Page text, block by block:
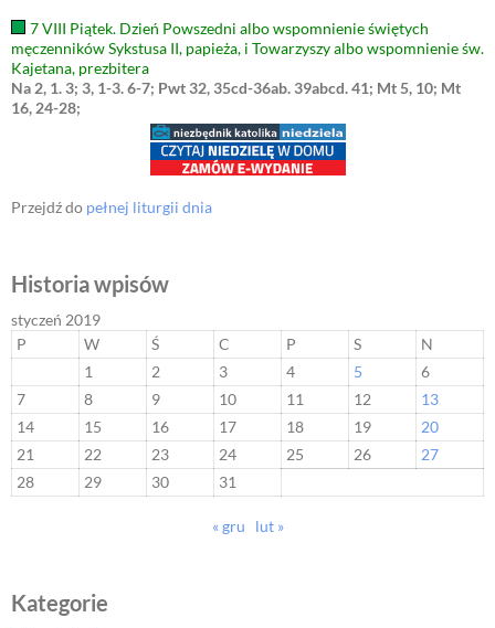
7 VIII Piątek. Dzień Powszedni albo wspomnienie świętych
męczenników Sykstusa II, papieża, i Towarzyszy albo wspomnienie św.
Kajetana, prezbitera
Na 2, 1. 3; 3, 1-3. 6-7; Pwt 32, 35cd-36ab. 39abcd. 41; Mt 5, 10; Mt
16, 24-28;
Przejdź do pełnej liturgii dnia
Historia wpisów
styczeń 2019
P
W Ś C P S
N
1
2 3 4 5
6
7
8 9 10 11 12
13
14
15 16 17 18 19
20
21
22 23 24 25 26
27
28
29 30 31
« gru lut »
Kategorie